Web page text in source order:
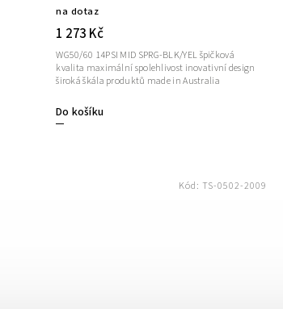
na dotaz
1 273 Kč
Do košíku
WG50/60 14PSI MID SPRG-BLK/YEL špičková
kvalita maximální spolehlivost inovativní design
široká škála produktů made in Australia
Kód: TS-0502-2009